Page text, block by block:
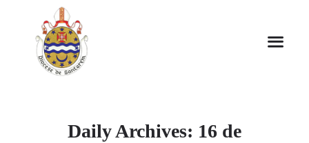
Daily Archives: 16 de
A DIOCESE
CELEBRAÇÃO
VIDA CRISTÃ
NOTÍCIAS